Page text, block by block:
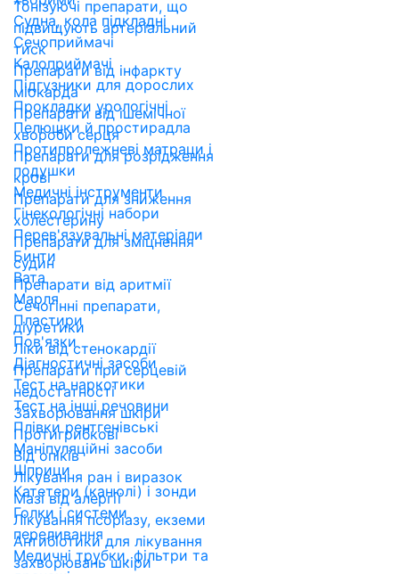
Тонізуючі препарати, що
підвищують артеріальний
тиск
Препарати від інфаркту
міокарда
Препарати від ішемічної
хвороби серця
Препарати для розрідження
крові
Препарати для зниження
холестерину
Препарати для зміцнення
судин
Препарати від аритмії
Сечогінні препарати,
діуретики
Ліки від стенокардії
Препарати при серцевій
недостатності
Захворювання шкіри
Протигрибкові
Від опіків
Лікування ран і виразок
Мазі від алергії
Лікування псоріазу, екземи
Антибіотики для лікування
захворювань шкіри
Судна, кола підкладні
Сечоприймачі
Калоприймачі
Підгузники для дорослих
Прокладки урологічні
Пелюшки й простирадла
Протипролежневі матраци і
подушки
Медичні інструменти
Гінекологічні набори
Перев'язувальні матеріали
Бинти
Вата
Марля
Пластири
Пов'язки
Діагностичні засоби
Тест на наркотики
Тест на інші речовини
Плівки рентгенівські
Маніпуляційні засоби
Шприци
Катетери (канюлі) і зонди
Голки і системи
переливання
Медичні трубки, фільтри та